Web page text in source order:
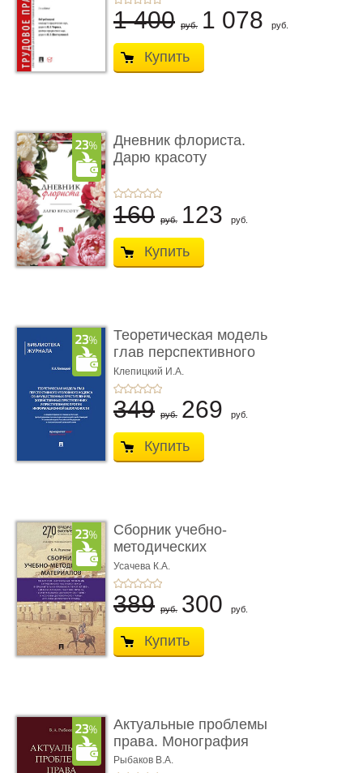
1 400 руб. 1 078 руб.
Купить
Дневник флориста.
Дарю красоту
160 руб. 123 руб.
Купить
Теоретическая модель
глав перспективного
УК о ...
Клепицкий И.А.
349 руб. 269 руб.
Купить
Сборник учебно-
методических
материалов по кур ...
Усачева К.А.
389 руб. 300 руб.
Купить
Актуальные проблемы
права. Монография
Рыбаков В.А.